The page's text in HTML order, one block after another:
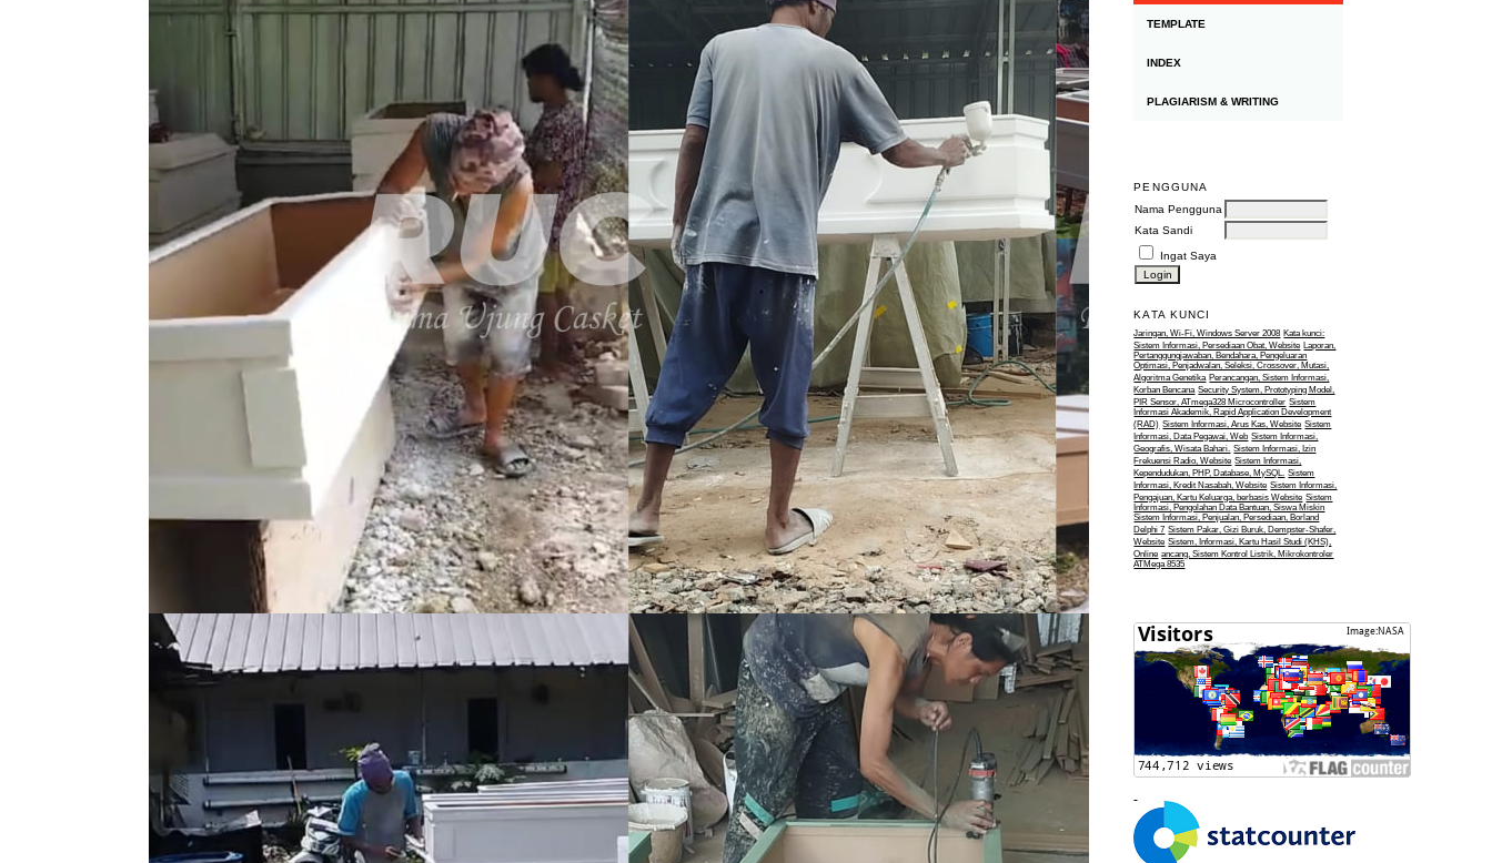
TEMPLATE
INDEX
PLAGIARISM & WRITING
PENGGUNA
Nama Pengguna
Kata Sandi
Ingat Saya
KATA KUNCI
Jaringan, Wi-Fi, Windows Server 2008 Kata kunci:
Sistem Informasi, Persediaan Obat, Website Laporan,
Pertanggungjawaban, Bendahara, Pengeluaran
Optimasi, Penjadwalan, Seleksi, Crossover, Mutasi,
Algoritma Genetika Perancangan, Sistem Informasi,
Korban Bencana Security System, Prototyping Model,
PIR Sensor, ATmega328 Microcontroller Sistem
Informasi Akademik, Rapid Application Development
(RAD) Sistem Informasi, Arus Kas, Website Sistem
Informasi, Data Pegawai, Web Sistem Informasi,
Geografis, Wisata Bahari. Sistem Informasi, Izin
Frekuensi Radio, Website Sistem Informasi,
Kependudukan, PHP, Database, MySQL. Sistem
Informasi, Kredit Nasabah, Website Sistem Informasi,
Pengajuan, Kartu Keluarga, berbasis Website Sistem
Informasi, Pengolahan Data Bantuan, Siswa Miskin
Sistem Informasi, Penjualan, Persediaan, Borland
Delphi 7 Sistem Pakar, Gizi Buruk, Dempster-Shafer,
Website Sistem, Informasi, Kartu Hasil Studi (KHS),
Online ancang, Sistem Kontrol Listrik, Mikrokontroler
ATMega 8535